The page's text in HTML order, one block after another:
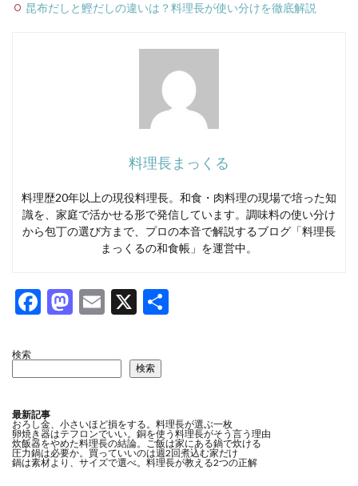
昆布だしと鰹だしの違いは？料理長が使い分けを徹底解説
料理長まっくる
料理歴20年以上の現役料理長。和食・肉料理の現場で培った知
識を、家庭で活かせる形で発信しています。調味料の使い分け
から包丁の選び方まで、プロの本音で解説するブログ「料理長
まっくるの和食帳」を運営中。
F
e
b
o
o
k
M
to
d
n
E
ai
l
X
検索
検索
最新記事
おろし金、小さいほど損をする。料理長が選ぶ一枚
卵焼き器はテフロンでいい。銅を使う料理長がそう言う理由
炊飯器をやめた料理長の結論。ご飯は家にある鍋で炊ける
圧力鍋は必要か。買っていいのは週2回煮込む家だけ
鍋は素材より、サイズで選べ。料理長が教える2つの正解